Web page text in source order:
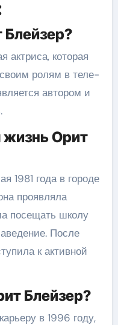
Блейзер?
актриса, которая
ролям в теле-
автором и
жизнь Орит
1981 года в городе
проявляла
посещать школу
После
к активной
Блейзер?
в 1996 году,